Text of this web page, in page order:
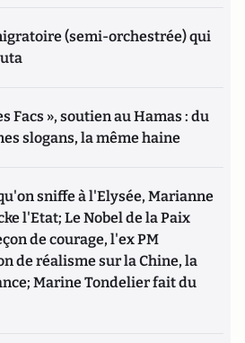
(semi-orchestrée) qui
Facs », soutien au Hamas : du
slogans, la même haine
sniffe à l'Elysée, Marianne
l'Etat; Le Nobel de la Paix
de courage, l'ex PM
de réalisme sur la Chine, la
Marine Tondelier fait du